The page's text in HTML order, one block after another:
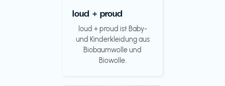
loud + proud
loud + proud ist Baby-
und Kinderkleidung aus
Biobaumwolle und
Biowolle.